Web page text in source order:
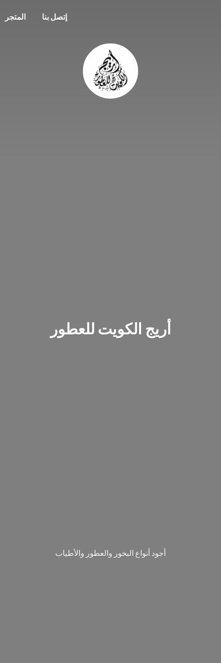
المتجر إتصل بنا
أريج الكويت للعطور
‎أجود أنواع البخور والعطور والأطياب